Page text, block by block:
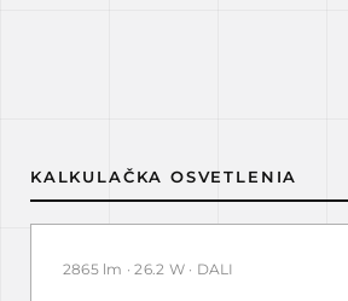
KALKULAČKA OSVETLENIA
2865 lm · 26.2 W · DALI